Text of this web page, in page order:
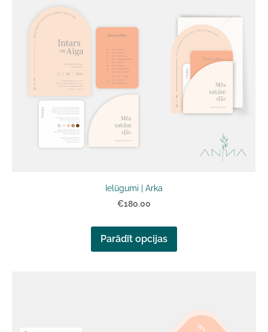
Ielūgumi | Arka
€180.00
Parādīt opcijas